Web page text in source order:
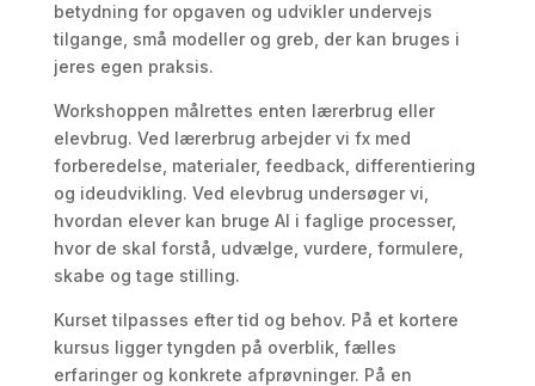
betydning for opgaven og udvikler undervejs
tilgange, små modeller og greb, der kan bruges i
jeres egen praksis.
Workshoppen målrettes enten lærerbrug eller
elevbrug. Ved lærerbrug arbejder vi fx med
forberedelse, materialer, feedback, differentiering
og ideudvikling. Ved elevbrug undersøger vi,
hvordan elever kan bruge AI i faglige processer,
hvor de skal forstå, udvælge, vurdere, formulere,
skabe og tage stilling.
Kurset tilpasses efter tid og behov. På et kortere
kursus ligger tyngden på overblik, fælles
erfaringer og konkrete afprøvninger. På en